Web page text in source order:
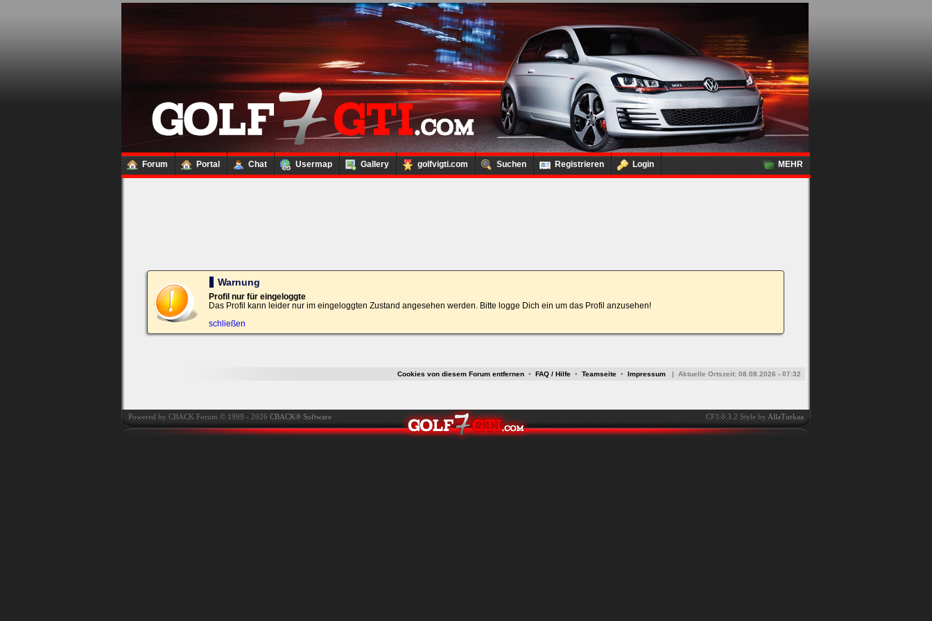
Forum Portal Chat Usermap Gallery golfvigti.com Suchen Registrieren Login MEHR
Loginbox
Trage
bitte
in
die
nachfolgenden
Felder
Deinen
Benutzernamen
und
Kennwort
ein,
um
Bei jedem Besuch
automatisch einloggen.
Warnung
Profil nur für eingeloggte
Das Profil kann leider nur im eingeloggten Zustand angesehen werden. Bitte logge Dich ein um das Profil anzusehen!
schließen
Cookies von diesem Forum entfernen • FAQ / Hilfe • Teamseite • Impressum | Aktuelle Ortszeit: 08.08.2026 - 07:32
Powered by CBACK Forum © 1999 - 2026CBACK® Software CF3.0.3.2 Style byAllaTurkaa